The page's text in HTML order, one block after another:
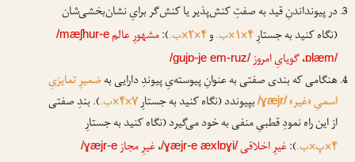
در پیونداندنِ قید به صفتِ کنش‌پذیر یا کنش‌گر برایِ نشان‌بخشی‌شان
(نگاه کنید به جستارِ۴×۱×ب. و۴×۲×ب. ):مشهورِ عالم /mæʃhur-e
ɒlæm/،گویایِ امروز/gujɒ-je em-ruz/
هنگامی که بندی صفتی به عنوانِ پیوسته‌یِ پیوندِ دارایی بهضمیرِ تمایزیِ
اسمیِ «غیر»/ɣæjr/بپیوندد (نگاه کنید به جستارِ۷×۴×ب.
). بندِ صفتی
از این راه نمودِ قطبیِ منفی به خود می‌گیرد (نگاه کنید به جستارِ
۴×پ×ب.
):غیرِ اخلاقی/ɣæjr-e æxlɒɣi/،غیرِ مجاز /ɣæjr-e